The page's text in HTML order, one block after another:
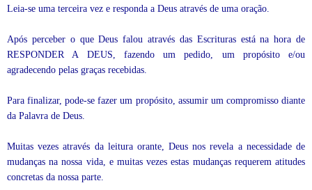
Leia-se uma terceira vez e responda a Deus através de uma oração.
Após perceber o que Deus falou através das Escrituras está na hora de
RESPONDER A DEUS, fazendo um pedido, um propósito e/ou
agradecendo pelas graças recebidas.
Para finalizar, pode-se fazer um propósito, assumir um compromisso diante
da Palavra de Deus.
Muitas vezes através da leitura orante, Deus nos revela a necessidade de
mudanças na nossa vida, e muitas vezes estas mudanças requerem atitudes
concretas da nossa parte.